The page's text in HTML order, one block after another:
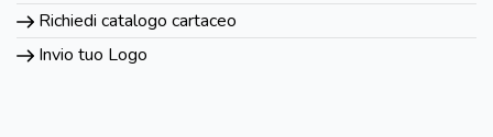
Richiedi catalogo cartaceo
Invio tuo Logo